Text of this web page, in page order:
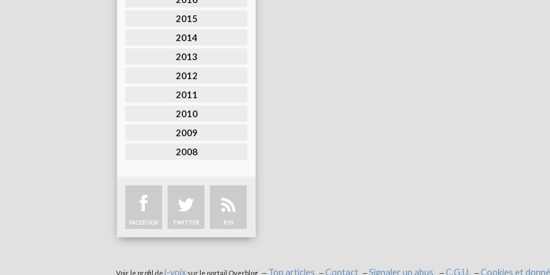
2015
2014
2013
2012
2011
2010
2009
2008
FACEBOOK TWITTER RSS
Voir le profil de i-voixsur le portail Overblog Top articles Contact Signaler un abus C.G.U. Cookies et